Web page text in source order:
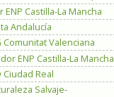
ENP Castilla-La Mancha
Andalucía
Comunitat Valenciana
ENP Castilla-La Mancha
Ciudad Real
Salvaje-